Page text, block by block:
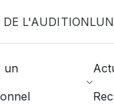
DE L'AUDITION
un
Levallois-Perret